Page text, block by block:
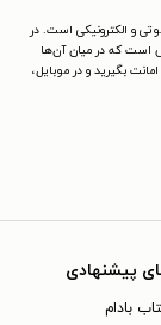
و الکترونیکی است. در
است که در میان آن‌ها
بگیرید و در موبایل،
پیشنهادی
بادام